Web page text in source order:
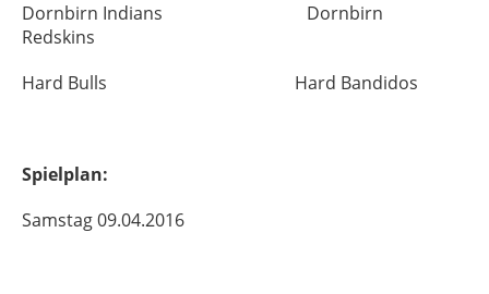
Dornbirn Indians Dornbirn
Redskins
Hard Bulls Hard Bandidos
Spielplan:
Samstag 09.04.2016